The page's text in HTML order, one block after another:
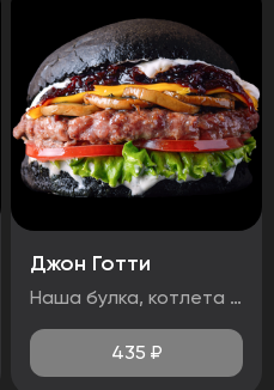
Джон Готти
Наша булка, котлета говяжья, помидор, лист салата, соус дорблю, грибы, сыр чеддер, луковый джем, чесночный соус.
435 ₽